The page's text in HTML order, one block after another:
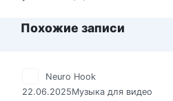
Похожие записи
Neuro Hook
22.06.2025Музыка для видео